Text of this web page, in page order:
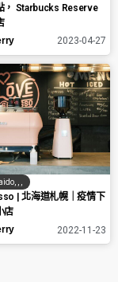
， Starbucks Reserve
2023-04-27
| 北海道札幌｜疫情下
店
2022-11-23